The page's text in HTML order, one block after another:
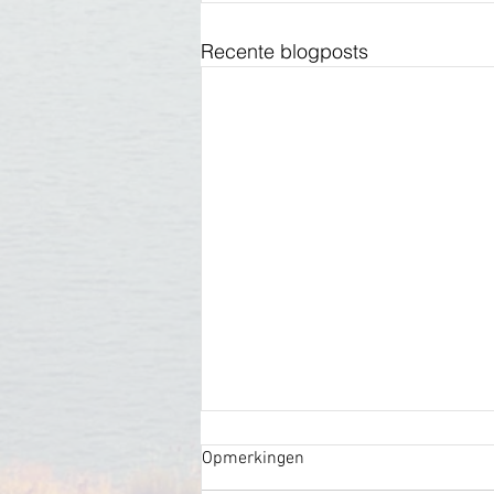
Recente blogposts
Opmerkingen